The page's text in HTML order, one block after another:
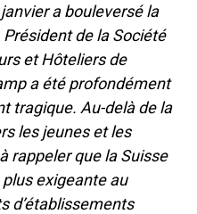
a bouleversé la
de la Société
et Hôteliers de
a été profondément
tragique. Au-delà de la
les jeunes et les
rappeler que la Suisse
exigeante au
d’établissements